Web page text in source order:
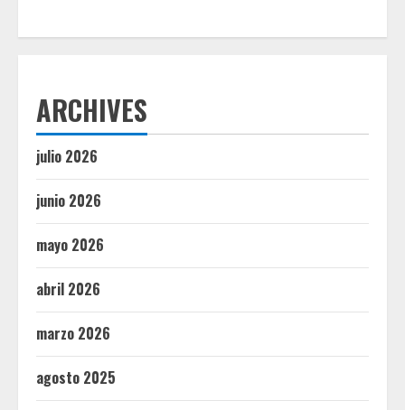
ARCHIVES
julio 2026
junio 2026
mayo 2026
abril 2026
marzo 2026
agosto 2025